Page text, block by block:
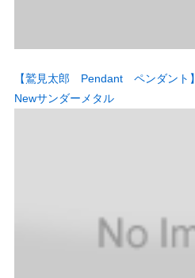
【鷲見太郎 Pendant ペンダント】
Newサンダーメタル